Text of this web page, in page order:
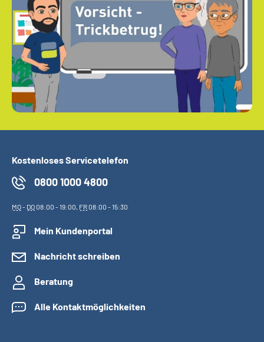
Kostenloses Servicetelefon
0800 1000 4800
MO- DO08:00 - 19:00, FR08:00 - 15:30
Mein Kundenportal
Nachricht schreiben
Beratung
Alle Kontaktmöglichkeiten